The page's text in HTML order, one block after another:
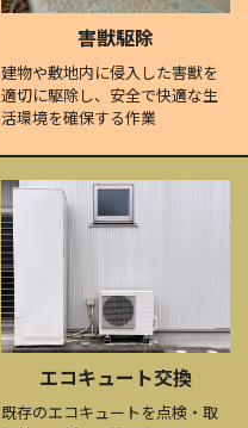
害獣駆除
建物や敷地内に侵入した害獣を
適切に駆除し、安全で快適な生
活環境を確保する作業
エコキュート交換
既存のエコキュートを点検・取